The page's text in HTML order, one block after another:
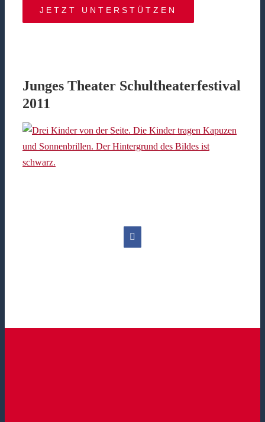
JETZT UNTERSTÜTZEN
Junges Theater Schultheaterfestival
2011
Facebook